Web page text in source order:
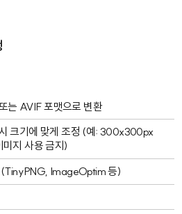
는 AVIF 포맷으로 변환
크기에 맞게 조정 (예: 300x300px
지 사용 금지)
ImageOptim 등)